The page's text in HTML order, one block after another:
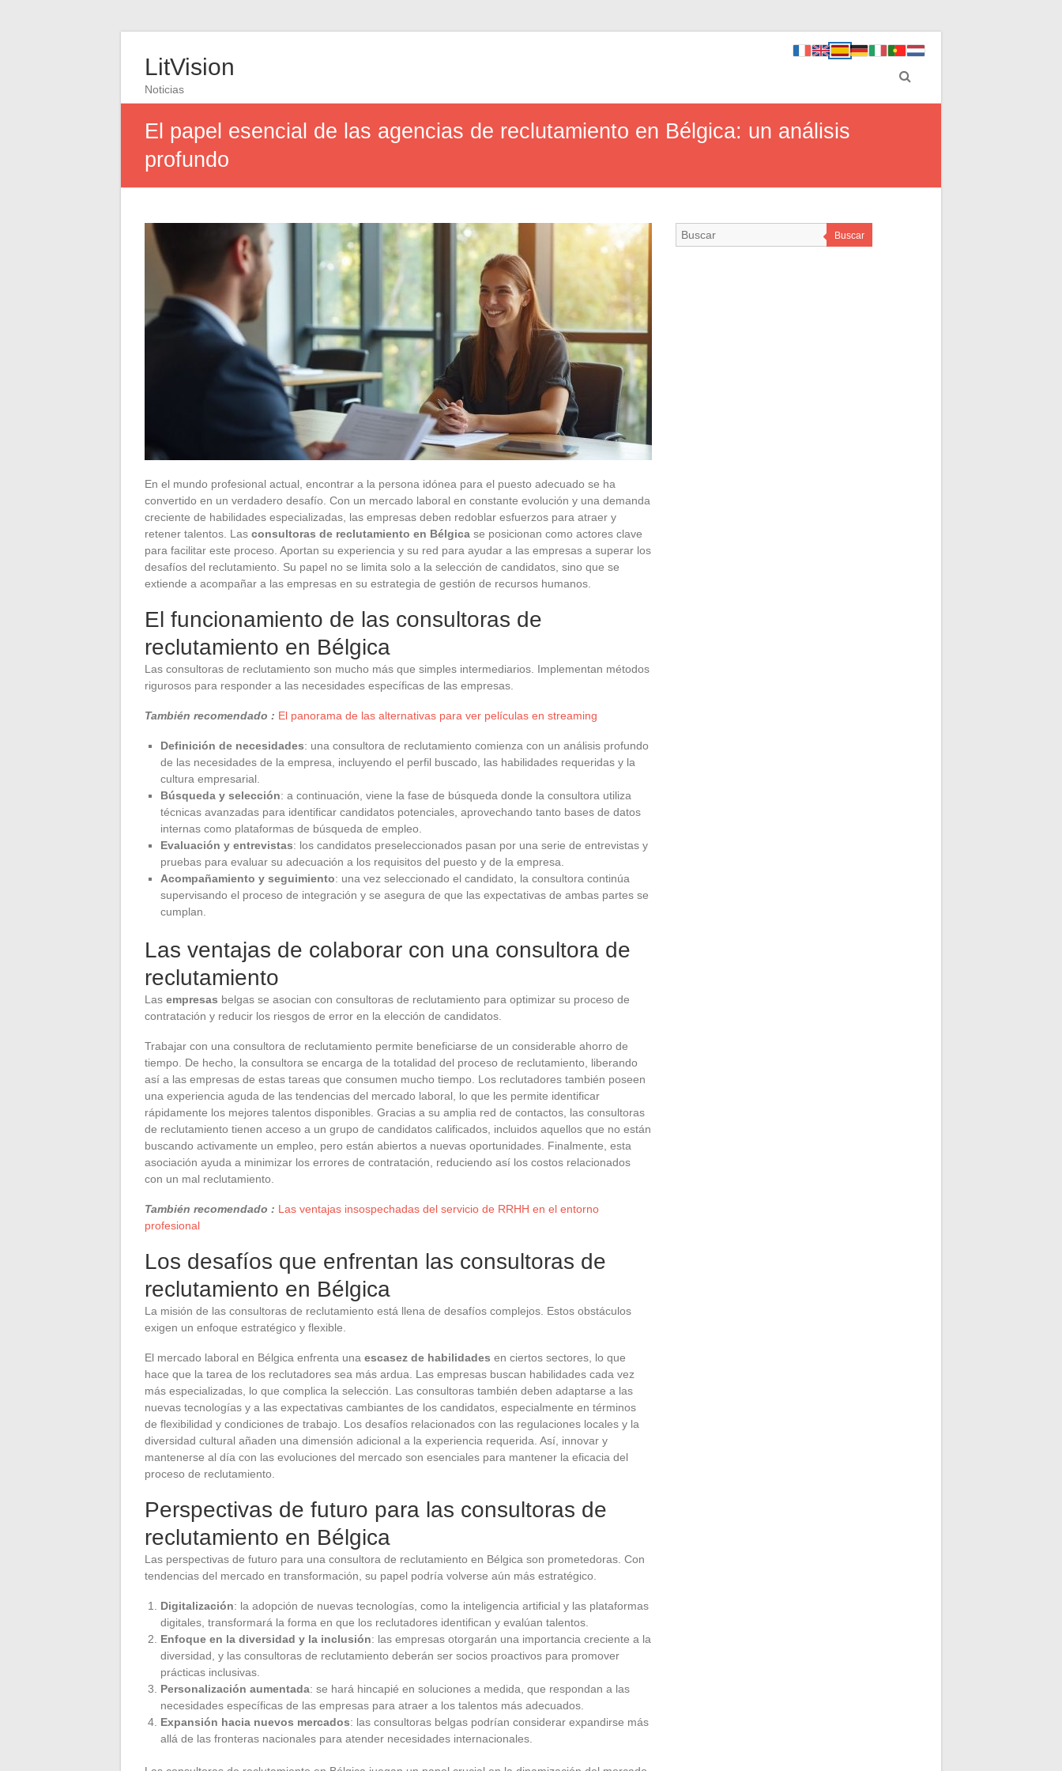
LitVision
Noticias
El papel esencial de las agencias de reclutamiento en Bélgica: un análisis
profundo
En el mundo profesional actual, encontrar a la persona idónea para el puesto adecuado se ha
convertido en un verdadero desafío. Con un mercado laboral en constante evolución y una demanda
creciente de habilidades especializadas, las empresas deben redoblar esfuerzos para atraer y
retener talentos. Las consultoras de reclutamiento en Bélgica se posicionan como actores clave
para facilitar este proceso. Aportan su experiencia y su red para ayudar a las empresas a superar los
desafíos del reclutamiento. Su papel no se limita solo a la selección de candidatos, sino que se
extiende a acompañar a las empresas en su estrategia de gestión de recursos humanos.
El funcionamiento de las consultoras de
reclutamiento en Bélgica
Las consultoras de reclutamiento son mucho más que simples intermediarios. Implementan métodos
rigurosos para responder a las necesidades específicas de las empresas.
También recomendado : El panorama de las alternativas para ver películas en streaming
Definición de necesidades: una consultora de reclutamiento comienza con un análisis profundo
de las necesidades de la empresa, incluyendo el perfil buscado, las habilidades requeridas y la
cultura empresarial.
Búsqueda y selección: a continuación, viene la fase de búsqueda donde la consultora utiliza
técnicas avanzadas para identificar candidatos potenciales, aprovechando tanto bases de datos
internas como plataformas de búsqueda de empleo.
Evaluación y entrevistas: los candidatos preseleccionados pasan por una serie de entrevistas y
pruebas para evaluar su adecuación a los requisitos del puesto y de la empresa.
Acompañamiento y seguimiento: una vez seleccionado el candidato, la consultora continúa
supervisando el proceso de integración y se asegura de que las expectativas de ambas partes se
cumplan.
Las ventajas de colaborar con una consultora de
reclutamiento
Las empresas belgas se asocian con consultoras de reclutamiento para optimizar su proceso de
contratación y reducir los riesgos de error en la elección de candidatos.
Trabajar con una consultora de reclutamiento permite beneficiarse de un considerable ahorro de
tiempo. De hecho, la consultora se encarga de la totalidad del proceso de reclutamiento, liberando
así a las empresas de estas tareas que consumen mucho tiempo. Los reclutadores también poseen
una experiencia aguda de las tendencias del mercado laboral, lo que les permite identificar
rápidamente los mejores talentos disponibles. Gracias a su amplia red de contactos, las consultoras
de reclutamiento tienen acceso a un grupo de candidatos calificados, incluidos aquellos que no están
buscando activamente un empleo, pero están abiertos a nuevas oportunidades. Finalmente, esta
asociación ayuda a minimizar los errores de contratación, reduciendo así los costos relacionados
con un mal reclutamiento.
También recomendado : Las ventajas insospechadas del servicio de RRHH en el entorno
profesional
Los desafíos que enfrentan las consultoras de
reclutamiento en Bélgica
La misión de las consultoras de reclutamiento está llena de desafíos complejos. Estos obstáculos
exigen un enfoque estratégico y flexible.
El mercado laboral en Bélgica enfrenta una escasez de habilidades en ciertos sectores, lo que
hace que la tarea de los reclutadores sea más ardua. Las empresas buscan habilidades cada vez
más especializadas, lo que complica la selección. Las consultoras también deben adaptarse a las
nuevas tecnologías y a las expectativas cambiantes de los candidatos, especialmente en términos
de flexibilidad y condiciones de trabajo. Los desafíos relacionados con las regulaciones locales y la
diversidad cultural añaden una dimensión adicional a la experiencia requerida. Así, innovar y
mantenerse al día con las evoluciones del mercado son esenciales para mantener la eficacia del
proceso de reclutamiento.
Perspectivas de futuro para las consultoras de
reclutamiento en Bélgica
Las perspectivas de futuro para una consultora de reclutamiento en Bélgica son prometedoras. Con
tendencias del mercado en transformación, su papel podría volverse aún más estratégico.
Digitalización: la adopción de nuevas tecnologías, como la inteligencia artificial y las plataformas
digitales, transformará la forma en que los reclutadores identifican y evalúan talentos.
Enfoque en la diversidad y la inclusión: las empresas otorgarán una importancia creciente a la
diversidad, y las consultoras de reclutamiento deberán ser socios proactivos para promover
prácticas inclusivas.
Personalización aumentada: se hará hincapié en soluciones a medida, que respondan a las
necesidades específicas de las empresas para atraer a los talentos más adecuados.
Expansión hacia nuevos mercados: las consultoras belgas podrían considerar expandirse más
allá de las fronteras nacionales para atender necesidades internacionales.
Buscar